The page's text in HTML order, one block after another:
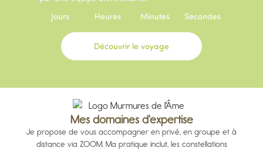
Jours
Heures Minutes Secondes
Découvrir le voyage
Mes domaines d'expertise
Je propose de vous accompagner en privé, en groupe et à
distance via ZOOM. Ma pratique inclut, les constellations